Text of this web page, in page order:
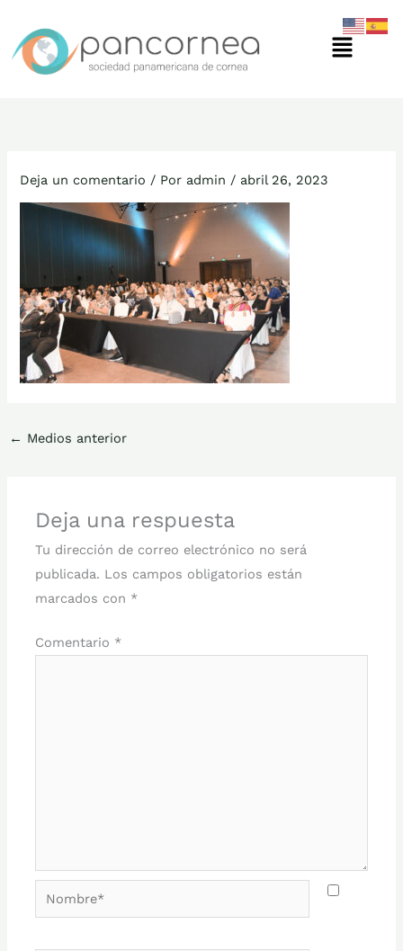
contenido
Menú
Deja un comentario / Por admin / abril 26, 2023
← Medios anterior
Deja una respuesta
Tu dirección de correo electrónico no será
publicada. Los campos obligatorios están
marcados con *
Comentario *
Nombre*